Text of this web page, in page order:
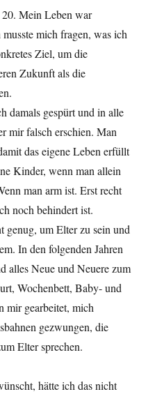
Mein Leben war
mich fragen, was ich
Ziel, um die
Zukunft als die
damals gespürt und in alle
mir falsch erschien. Man
das eigene Leben erfüllt
Kinder, wenn man allein
man arm ist. Erst recht
noch behindert ist.
genug, um Elter zu sein und
In den folgenden Jahren
alles Neue und Neuere zum
Wochenbett, Baby- und
mir gearbeitet, mich
gezwungen, die
Elter sprechen.
hätte ich das nicht